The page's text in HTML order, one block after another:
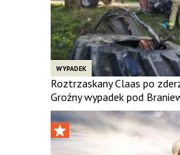
WYPADEK
Roztrzaskany Claas po
Groźny wypadek pod